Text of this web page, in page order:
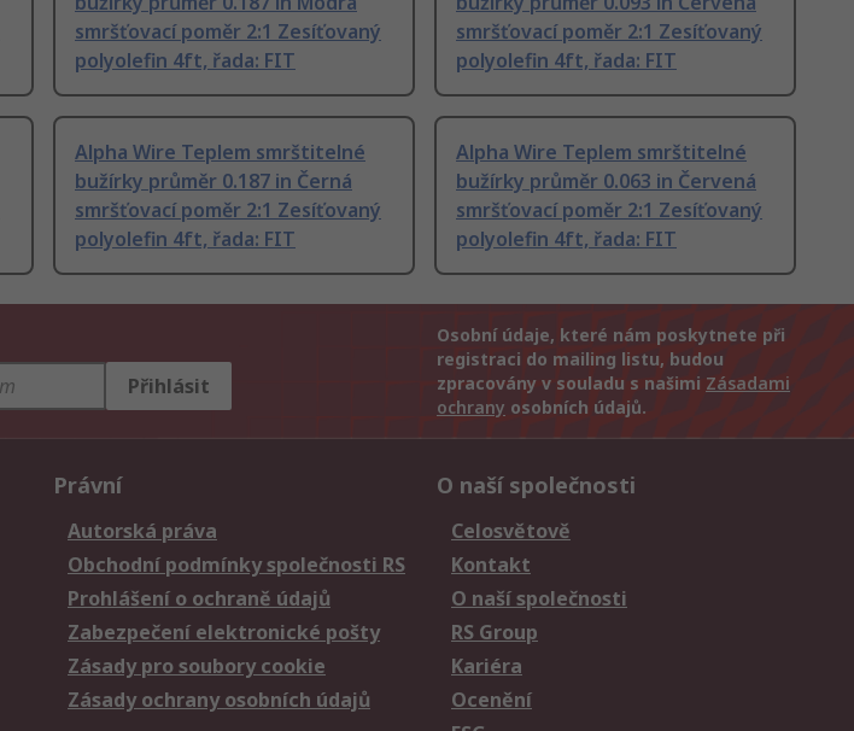
smršťovací poměr 2:1 Zesíťovaný
polyolefin 4ft, řada: FIT
smršťovací poměr 2:1 Zesíťovaný
polyolefin 4ft, řada: FIT
Alpha Wire Teplem smrštitelné
bužírky průměr 0.187 in Černá
smršťovací poměr 2:1 Zesíťovaný
polyolefin 4ft, řada: FIT
Alpha Wire Teplem smrštitelné
bužírky průměr 0.063 in Červená
smršťovací poměr 2:1 Zesíťovaný
polyolefin 4ft, řada: FIT
Přihlásit
Osobní údaje, které nám poskytnete při
registraci do mailing listu, budou
zpracovány v souladu s našimi Zásadami
ochrany osobních údajů.
Právní
Autorská práva
Obchodní podmínky společnosti RS
Prohlášení o ochraně údajů
Zabezpečení elektronické pošty
Zásady pro soubory cookie
Zásady ochrany osobních údajů
O naší společnosti
Celosvětově
Kontakt
O naší společnosti
RS Group
Kariéra
Ocenění